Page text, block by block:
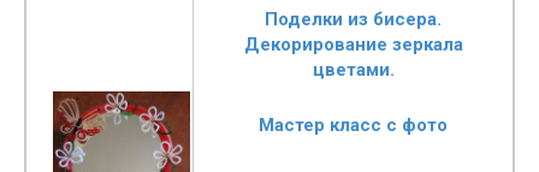
Поделки из бисера.
Декорирование зеркала
цветами.
Мастер класс с фото